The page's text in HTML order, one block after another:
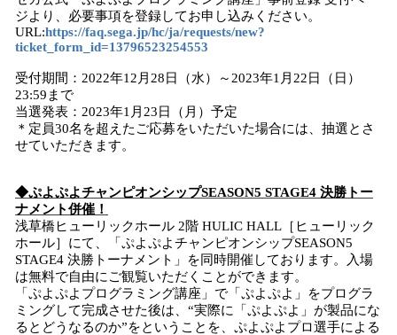
ジより、必要事項を登録してお申し込みください。
URL:https://faq.sega.jp/hc/ja/requests/new?
ticket_form_id=13796523254553
受付期間：2022年12月28日（水）～2023年1月22日（日）
23:59まで
当選発表：2023年1月23日（月）予定
＊定員30名を超えたご応募をいただいた場合には、抽選とさ
せていただきます。
◆ぷよぷよチャンピオンシップSEASON5 STAGE4 決勝トー
ナメント併催！
浅草橋ヒューリックホール 2階 HULIC HALL［ヒューリック
ホール］にて、「ぷよぷよチャンピオンシップSEASON5
STAGE4 決勝トーナメント」を同時開催しております。入場
は無料で自由にご観覧いただくことができます。
「ぷよぷよプログラミング講座」で「ぷよぷよ」をプログラ
ミングして完成させた後は、“実際に「ぷよぷよ」が製品にな
るとどうなるのか”をということを、ぷよぷよプロ選手による